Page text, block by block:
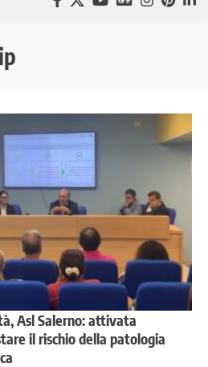
Asl Salerno: attivata
il rischio della patologia